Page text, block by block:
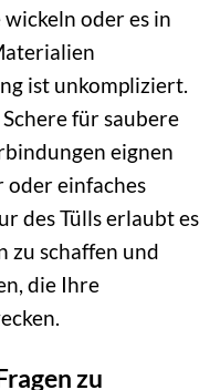
oder es in
ist unkompliziert.
für saubere
eignen
oder einfaches
des Tülls erlaubt es
zu schaffen und
die Ihre
zu